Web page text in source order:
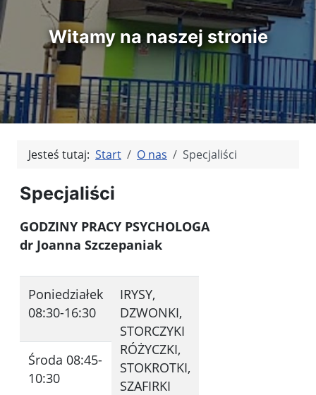
Witamy na naszej stronie
Jesteś tutaj: Start O nas Specjaliści
Specjaliści
GODZINY PRACY PSYCHOLOGA
dr Joanna Szczepaniak
Poniedziałek
08:30-16:30
IRYSY,
DZWONKI,
STORCZYKI
RÓŻYCZKI,
STOKROTKI,
SZAFIRKI
Środa 08:45-
10:30